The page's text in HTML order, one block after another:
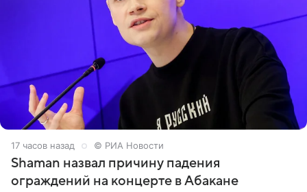
17 часов назад © РИА Новости
Shaman назвал причину падения
ограждений на концерте в Абакане